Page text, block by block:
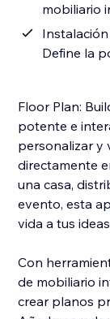
mobiliario
Instalación
Define la
Floor Plan:
potente e
personalizar y
directamente
una casa,
evento, esta
vida a tus
Con
de mobiliario
crear planos